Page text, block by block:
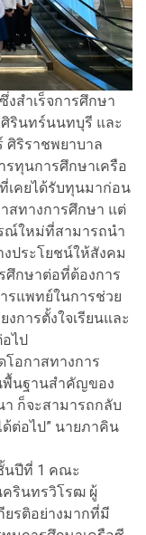
สำเร็จการศึกษา
รินทร์นนทบุรี และ
ศิริราชพยาบาล
รทุนการศึกษาเครือ
เคยได้รับทุนมาก่อน
สทางการศึกษา แต่
ณ์ใหม่ที่สามารถนำ
ประโยชน์ให้สังคม
ศึกษาต่อที่ต้องการ
รแพทย์ในการช่วย
การตั้งใจเรียนและ
ไป
อกาสทางการ
พื้นฐานสำคัญของ
ก็จะสามารถกลับ
ต่อไป” นายภาคิน
ปีที่ 1 คณะ
รินทรวิโรฒ ผู้
ยรติอย่างมากที่มี